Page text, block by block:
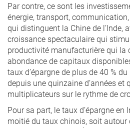
Par contre, ce sont les
énergie, transport, communication,
qui distinguent la Chine de l’Inde,
croissance spectaculaire qui
productivité manufacturière qui la
abondance de capitaux
taux d’épargne de plus de 40 %
depuis une quinzaine d’années et
multiplicateurs sur le rythme de
Pour sa part, le taux d’épargne en
moitié du taux chinois, soit autour